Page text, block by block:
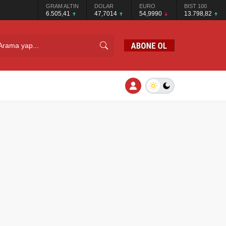
GRAM ALTIN
6.505,41
DOLAR
47,7014
EURO
54,9990
BIST 100
13.798,82